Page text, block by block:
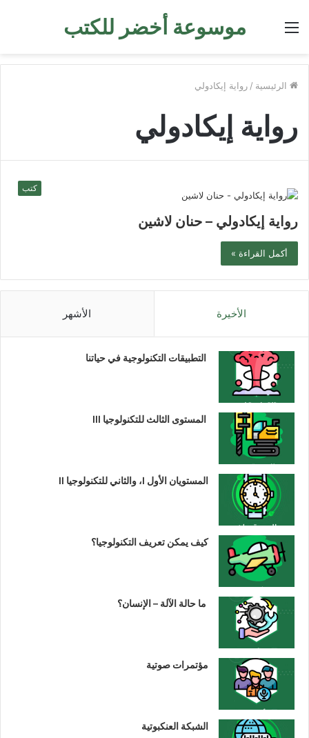
موسوعة أخضر للكتب القائمة
الرئيسية / رواية إيكادولي
رواية إيكادولي
كتب
رواية إيكادولي – حنان لاشين
أكمل القراءة »
الأخيرة الأشهر
التطبيقات التكنولوجية في حياتنا
المستوى الثالث للتكنولوجيا III
المستويان الأول I، والثاني للتكنولوجيا II
كيف يمكن تعريف التكنولوجيا؟
ما حالة الآلة – الإنسان؟
مؤتمرات صوتية
الشبكة العنكبوتية